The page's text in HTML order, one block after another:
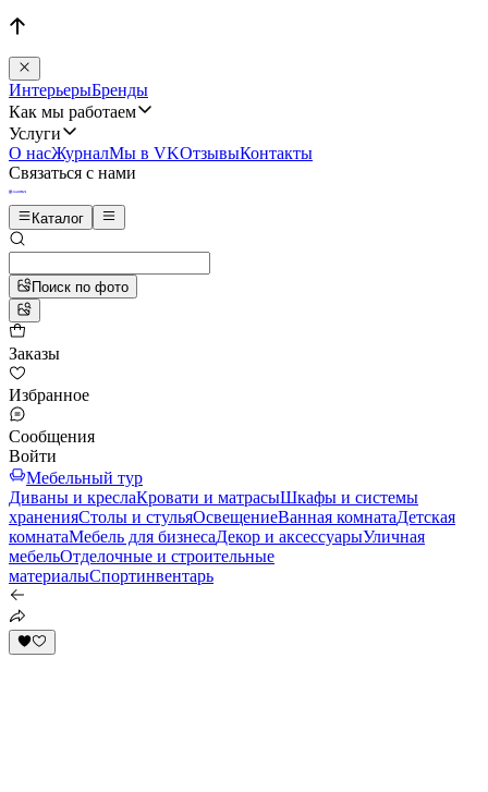
ИнтерьерыБренды
Как мы работаем
Услуги
О насЖурналМы в VKОтзывыКонтакты
Связаться с нами
Каталог
Поиск по фото
Заказы
Избранное
Сообщения
Войти
Мебельный тур
Диваны и креслаКровати и матрасыШкафы и системы
храненияСтолы и стульяОсвещениеВанная комнатаДетская
комнатаМебель для бизнесаДекор и аксессуарыУличная
мебельОтделочные и строительные
материалыСпортинвентарь